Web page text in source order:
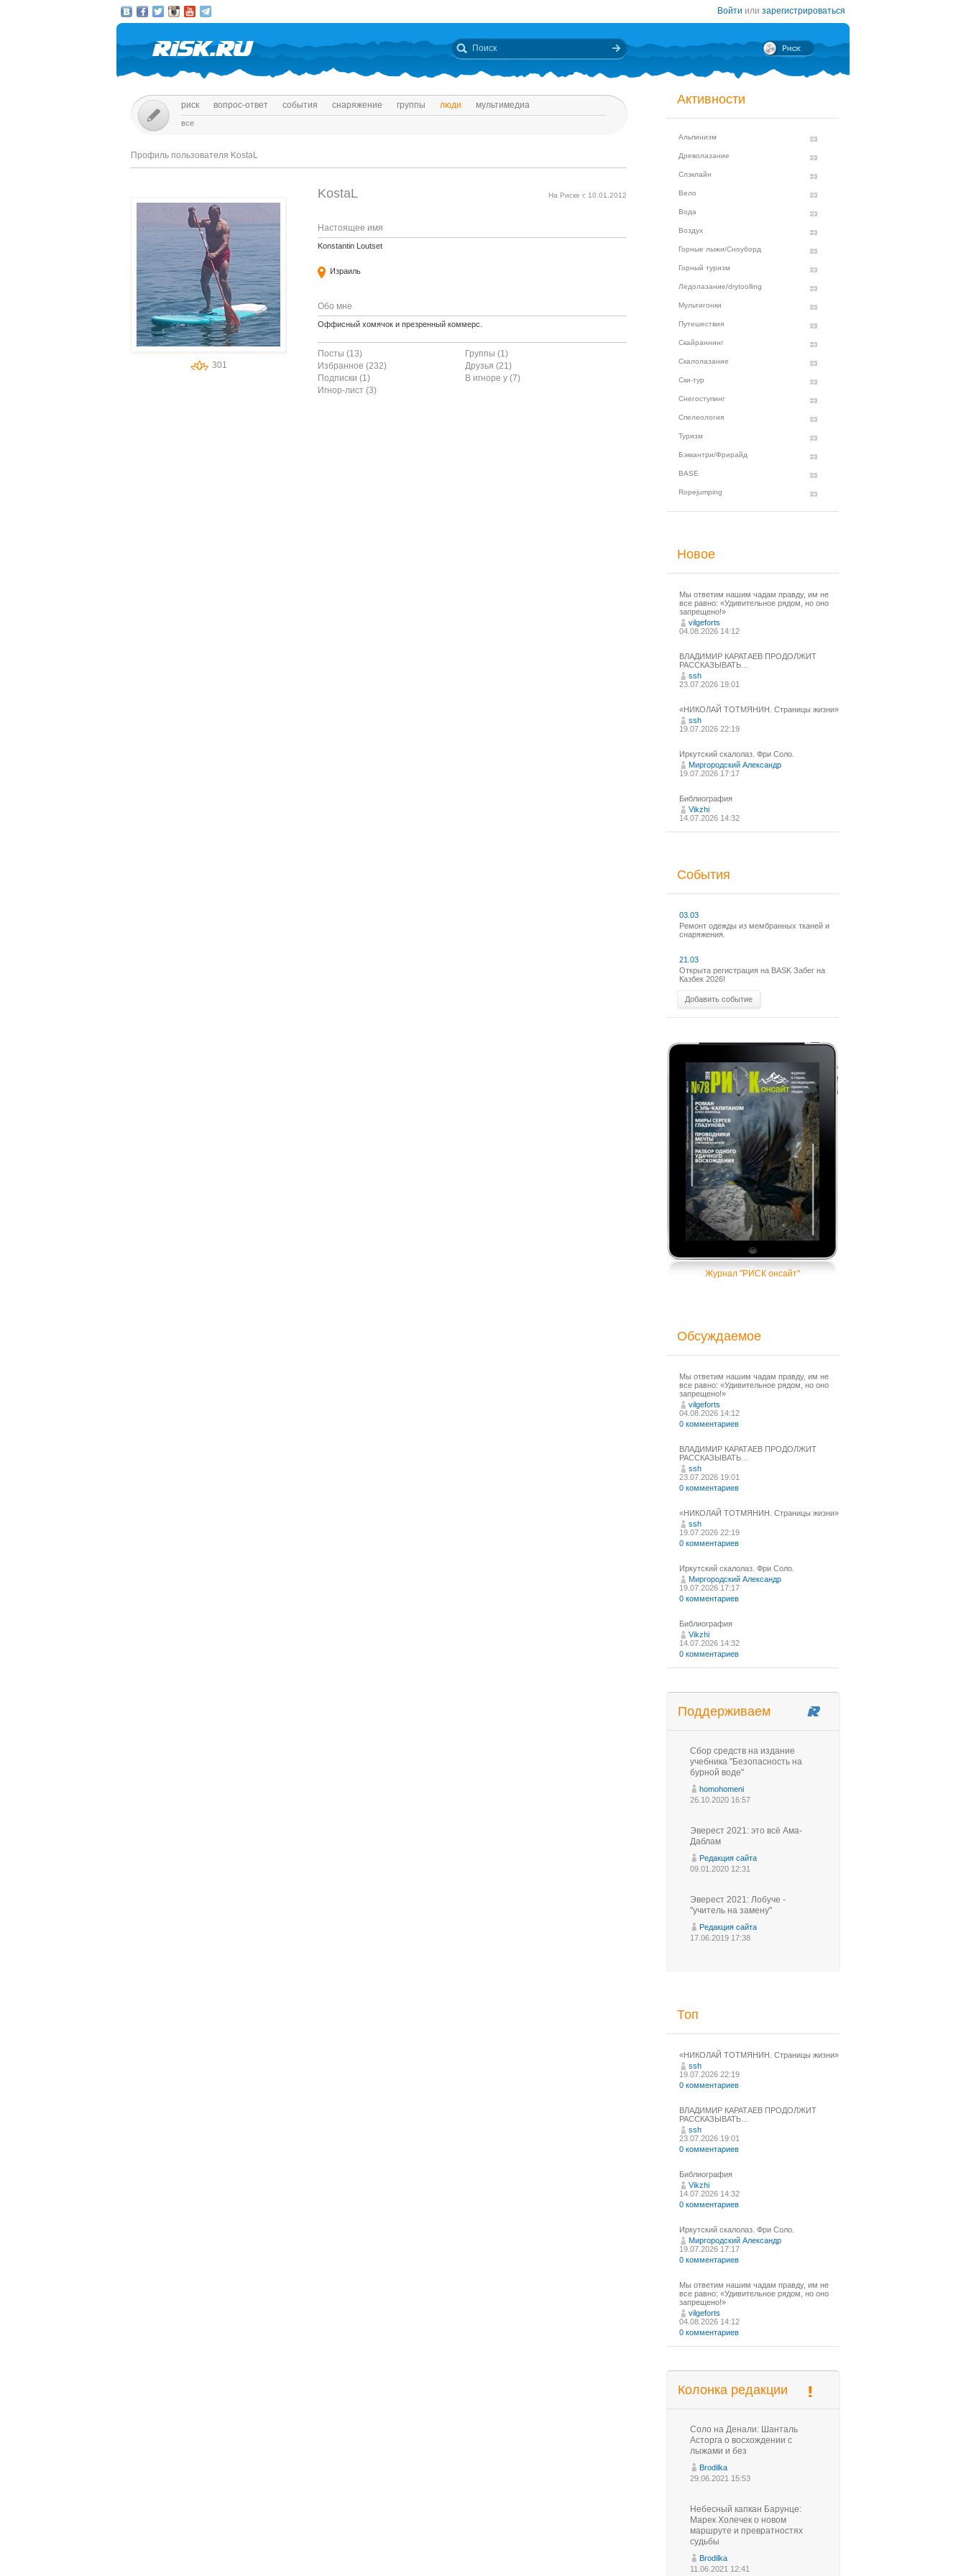
Войти или зарегистрироваться
риск вопрос-ответ события снаряжение группы люди мультимедиа
все
Профиль пользователя KostaL
301
KostaL На Риске с 10.01.2012
Настоящее имя
Konstantin Loutset
Израиль
Обо мне
Оффисный хомячок и презренный коммерс.
Посты (13)
Группы (1)
Избранное (232)
Друзья (21)
Подписки (1)
В игноре у (7)
Игнор-лист (3)
Активности
Альпинизм
Древолазание
Слэклайн
Вело
Вода
Воздух
Горные лыжи/Сноуборд
Горный туризм
Ледолазание/drytoolling
Мультигонки
Путешествия
Скайраннинг
Скалолазание
Ски-тур
Снегоступинг
Спелеология
Туризм
Бэккантри/Фрирайд
BASE
Ropejumping
Новое
Мы ответим нашим чадам правду, им не
все равно: «Удивительное рядом, но оно
запрещено!»
vilgeforts
04.08.2026 14:12
ВЛАДИМИР КАРАТАЕВ ПРОДОЛЖИТ
РАССКАЗЫВАТЬ…
ssh
23.07.2026 19:01
«НИКОЛАЙ ТОТМЯНИН. Страницы жизни»
ssh
19.07.2026 22:19
Иркутский скалолаз. Фри Соло.
Миргородский Александр
19.07.2026 17:17
Библиография
Vikzhi
14.07.2026 14:32
События
03.03
Ремонт одежды из мембранных тканей и
снаряжения.
21.03
Открыта регистрация на BASK Забег на
Казбек 2026!
Добавить событие
Журнал "РИСК онсайт"
Обсуждаемое
Мы ответим нашим чадам правду, им не
все равно: «Удивительное рядом, но оно
запрещено!»
vilgeforts
04.08.2026 14:12
0 комментариев
ВЛАДИМИР КАРАТАЕВ ПРОДОЛЖИТ
РАССКАЗЫВАТЬ…
ssh
23.07.2026 19:01
0 комментариев
«НИКОЛАЙ ТОТМЯНИН. Страницы жизни»
ssh
19.07.2026 22:19
0 комментариев
Иркутский скалолаз. Фри Соло.
Миргородский Александр
19.07.2026 17:17
0 комментариев
Библиография
Vikzhi
14.07.2026 14:32
0 комментариев
Поддерживаем
Сбор средств на издание
учебника "Безопасность на
бурной воде"
homohomeni
26.10.2020 16:57
Эверест 2021: это всё Ама-
Даблам
Редакция сайта
09.01.2020 12:31
Эверест 2021: Лобуче -
"учитель на замену"
Редакция сайта
17.06.2019 17:38
Топ
«НИКОЛАЙ ТОТМЯНИН. Страницы жизни»
ssh
19.07.2026 22:19
0 комментариев
ВЛАДИМИР КАРАТАЕВ ПРОДОЛЖИТ
РАССКАЗЫВАТЬ…
ssh
23.07.2026 19:01
0 комментариев
Библиография
Vikzhi
14.07.2026 14:32
0 комментариев
Иркутский скалолаз. Фри Соло.
Миргородский Александр
19.07.2026 17:17
0 комментариев
Мы ответим нашим чадам правду, им не
все равно: «Удивительное рядом, но оно
запрещено!»
vilgeforts
04.08.2026 14:12
0 комментариев
Колонка редакции
Соло на Денали: Шанталь
Асторга о восхождении с
лыжами и без
Brodilka
29.06.2021 15:53
Небесный капкан Барунце:
Марек Холечек о новом
маршруте и превратностях
судьбы
Brodilka
11.06.2021 12:41